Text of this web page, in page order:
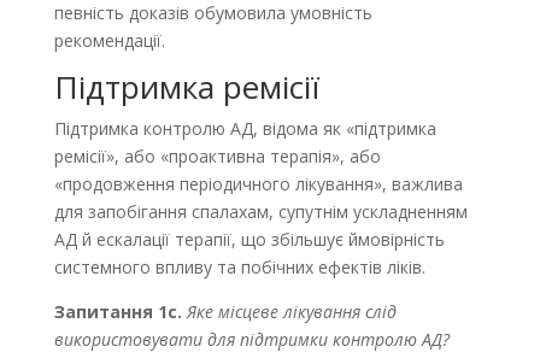
певність доказів обумовила умовність
рекомендації.
Підтримка ремісії
Підтримка контролю AД, відома як «підтримка
ремісії», або «проактивна терапія», або
«продовження періодичного лікування», важлива
для запобігання спалахам, супутнім ускладненням
АД й ескалації терапії, що збільшує ймовірність
системного впливу та побічних ефектів ліків.
Запитання 1с. Яке місцеве лікування слід
використовувати для підтримки контролю АД?